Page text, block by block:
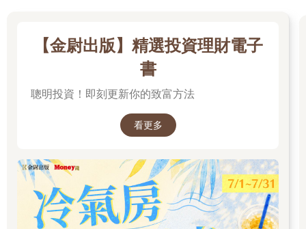
特別適合還在成長、暫時沒有獲利的新創公司。公式是：PS = 公
司市值 ÷ 年營收。它能幫助我們判斷，這家公司目前的規模，是
4. 折現現金流（Discounted Cash Flow,簡稱DCF）
這是專業投資人常用的進階工具。透過推算公司未來能產生多少
現金，再折算回今天的價值。雖然需要假設很多變數（成長率、
折現率），但它能讓你更接近「這家公司真正值多少」。
學會判斷價值，你才不會被市場情緒牽著走。
關鍵觀念：股價高 ≠ 被高估
投資不是找便宜的價格，而是找被低估的未來。當你願意花時間
去理解企業的商業模式、毛利結構、獲利來源時，你就能分辨出
【金尉出版】精選投資理財電子
書
聰明投資！即刻更新你的致富方法
看更多